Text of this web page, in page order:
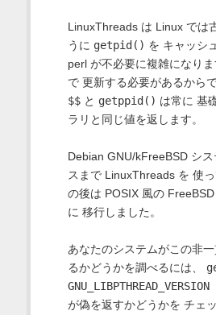
LinuxThreads は Linux では
うに getpid() を キャッシ
perl が不必要に複雑になり
で 更新する必要があるから
$$と getppid() は常に 基
ラリと同じ値を返します。
Debian GNU/kFreeBSD シ
スまで LinuxThreads を 使
の後は POSIX 風の
に 移行しました。
あなたのシステムがこの非
るかどうかを調べるには、
が偽を返すかどうかを チェ